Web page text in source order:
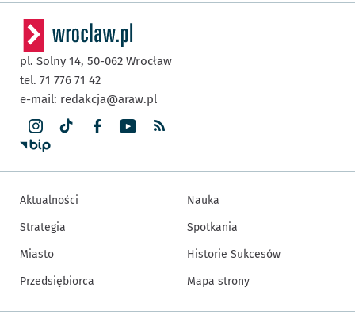
pl. Solny 14, 50-062 Wrocław
tel. 71 776 71 42
e-mail: redakcja@araw.pl
Aktualności
Strategia
Miasto
Przedsiębiorca
Nauka
Spotkania
Historie Sukcesów
Mapa strony